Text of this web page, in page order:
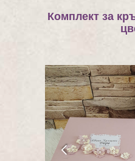
Комплект за